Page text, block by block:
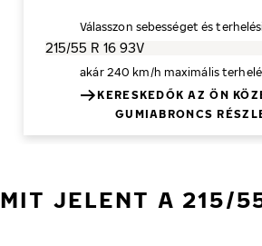
Válasszon sebességet és
akár 240 km/h maximális
KERESKEDŐK AZ ÖN
GUMIABRONCS
MIT JELENT A 215/